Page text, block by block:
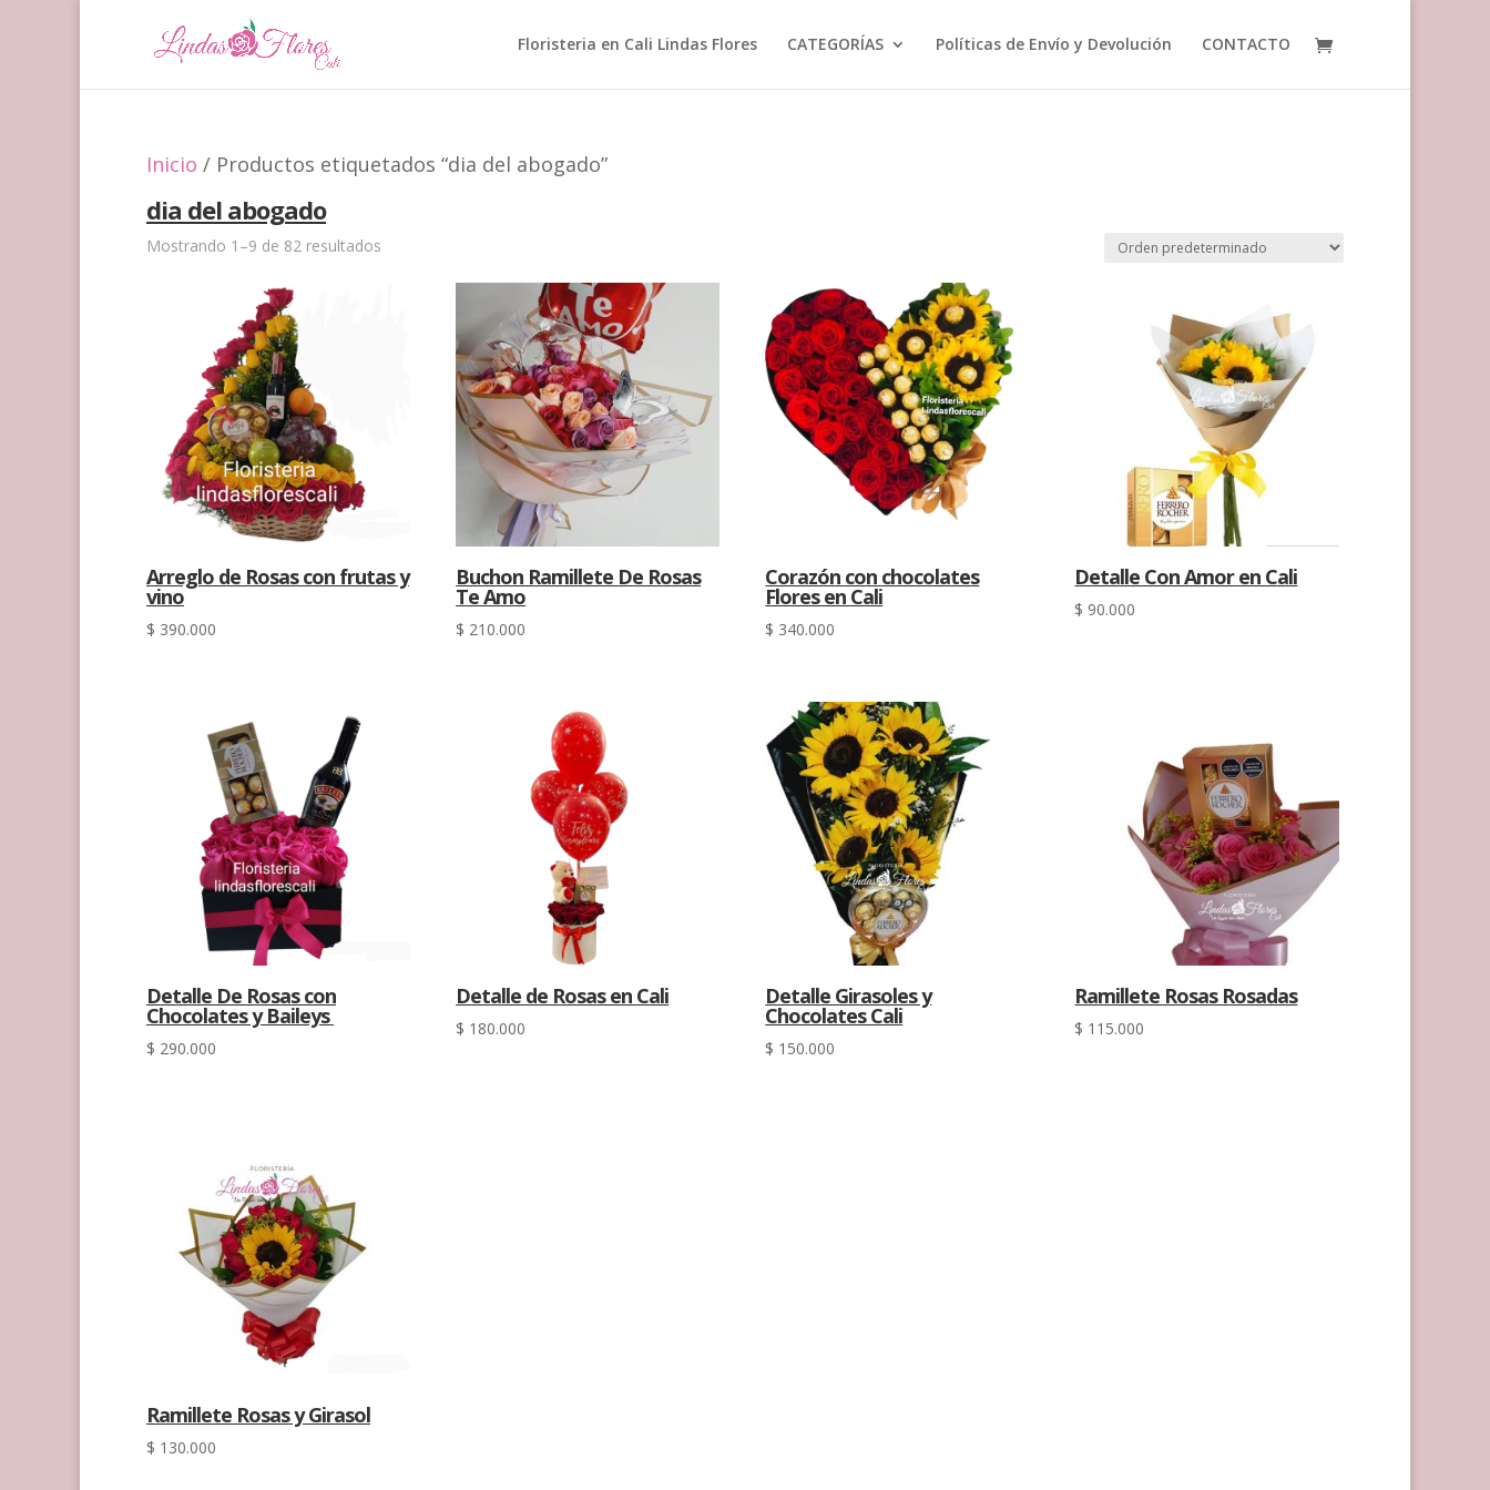
Floristeria en Cali Lindas Flores CATEGORÍAS Políticas de Envío y Devolución CONTACTO
Inicio / Productos etiquetados “dia del abogado”
dia del abogado
Mostrando 1–9 de 82 resultados
Arreglo de Rosas con frutas y
vino
$ 390.000
Buchon Ramillete De Rosas
Te Amo
$ 210.000
Corazón con chocolates
Flores en Cali
$ 340.000
Detalle Con Amor en Cali
$ 90.000
Detalle De Rosas con
Chocolates y Baileys
$ 290.000
Detalle de Rosas en Cali
$ 180.000
Detalle Girasoles y
Chocolates Cali
$ 150.000
Ramillete Rosas Rosadas
$ 115.000
Ramillete Rosas y Girasol
$ 130.000